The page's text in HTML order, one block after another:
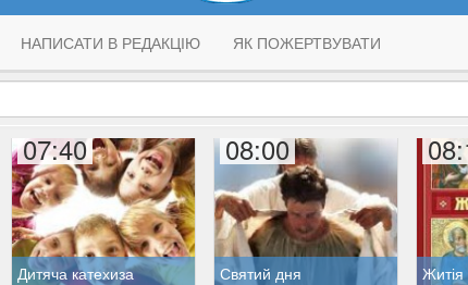
НАПИСАТИ В РЕДАКЦІЮ ЯК ПОЖЕРТВУВАТИ
07:40
Дитяча катехиза
08:00
Святий дня Житія